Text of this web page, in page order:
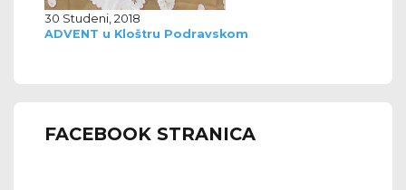
30 Studeni, 2018
ADVENT u Kloštru Podravskom
FACEBOOK STRANICA